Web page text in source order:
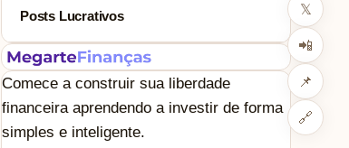
𝕏
📲
📌
🔗
Posts Lucrativos
Comece a construir sua liberdade
financeira aprendendo a investir de forma
simples e inteligente.